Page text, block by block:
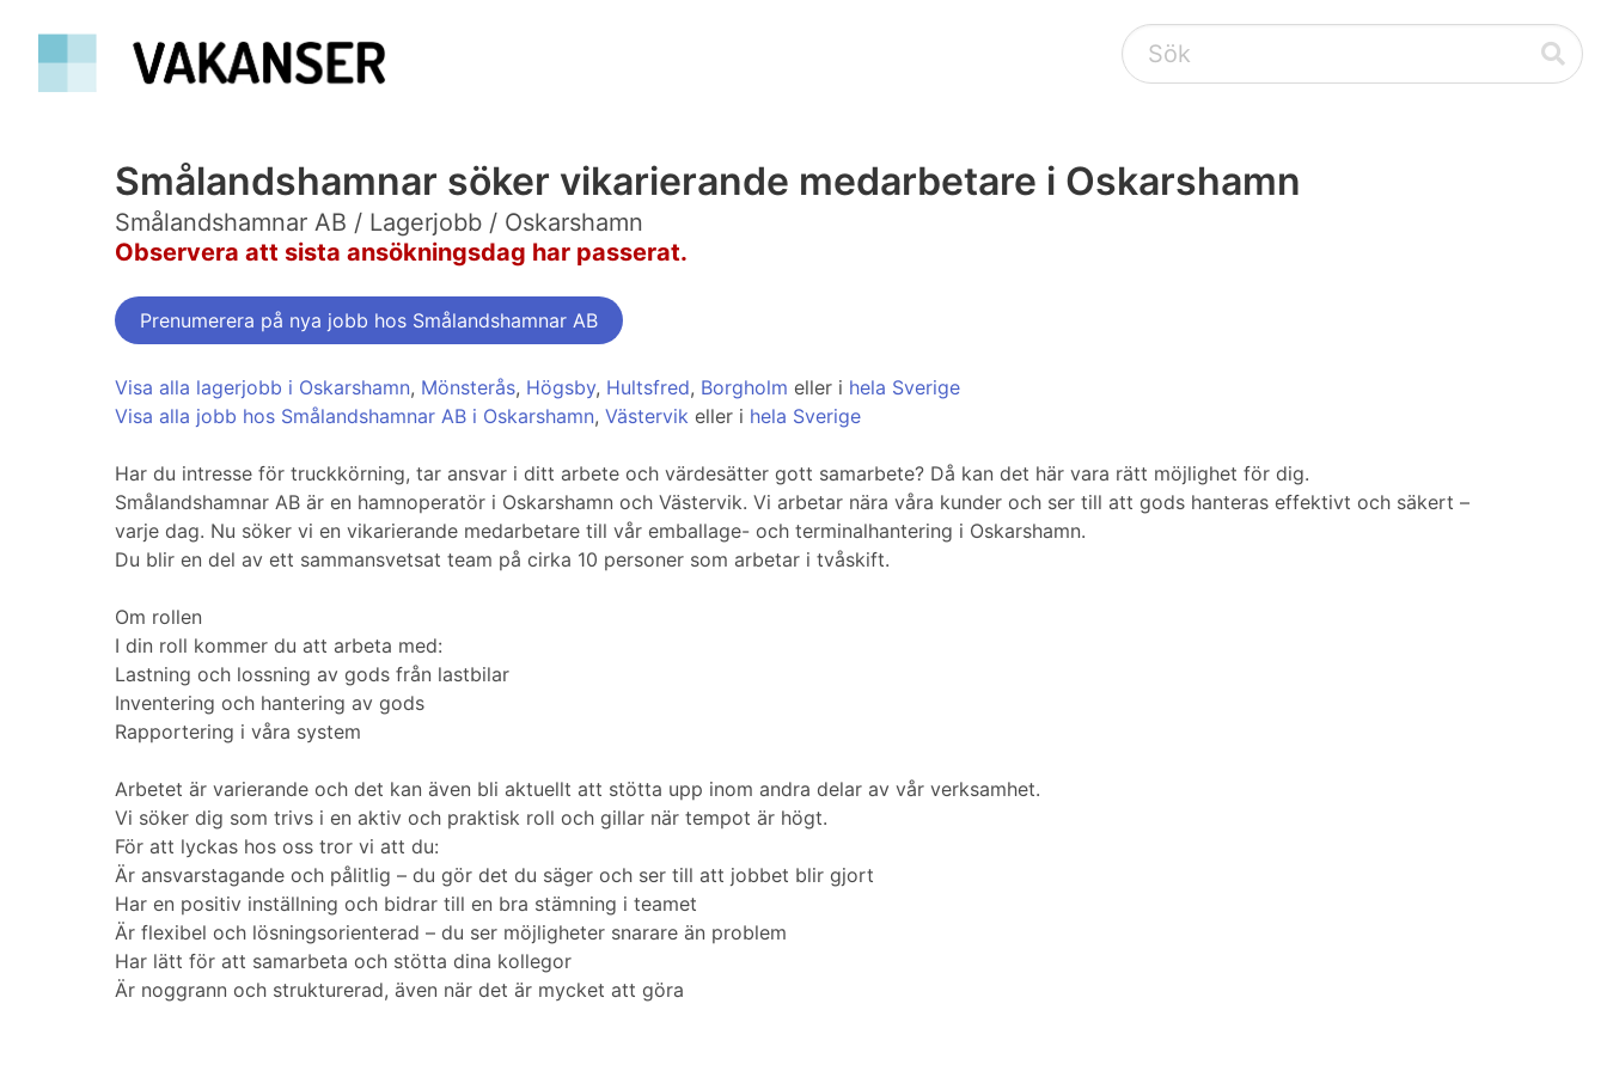
Smålandshamnar söker vikarierande medarbetare i Oskarshamn
Smålandshamnar AB / Lagerjobb / Oskarshamn
Observera att sista ansökningsdag har passerat.
Prenumerera på nya jobb hos Smålandshamnar AB
Visa alla lagerjobb i Oskarshamn, Mönsterås, Högsby, Hultsfred, Borgholm eller i hela Sverige
Visa alla jobb hos Smålandshamnar AB i Oskarshamn, Västervik eller i hela Sverige
Har du intresse för truckkörning, tar ansvar i ditt arbete och värdesätter gott samarbete? Då kan det här vara rätt möjlighet för dig.
Smålandshamnar AB är en hamnoperatör i Oskarshamn och Västervik. Vi arbetar nära våra kunder och ser till att gods hanteras effektivt och säkert –
varje dag. Nu söker vi en vikarierande medarbetare till vår emballage- och terminalhantering i Oskarshamn.
Du blir en del av ett sammansvetsat team på cirka 10 personer som arbetar i tvåskift.
Om rollen
I din roll kommer du att arbeta med:
Lastning och lossning av gods från lastbilar
Inventering och hantering av gods
Rapportering i våra system
Arbetet är varierande och det kan även bli aktuellt att stötta upp inom andra delar av vår verksamhet.
Vi söker dig som trivs i en aktiv och praktisk roll och gillar när tempot är högt.
För att lyckas hos oss tror vi att du:
Är ansvarstagande och pålitlig – du gör det du säger och ser till att jobbet blir gjort
Har en positiv inställning och bidrar till en bra stämning i teamet
Är flexibel och lösningsorienterad – du ser möjligheter snarare än problem
Har lätt för att samarbeta och stötta dina kollegor
Är noggrann och strukturerad, även när det är mycket att göra